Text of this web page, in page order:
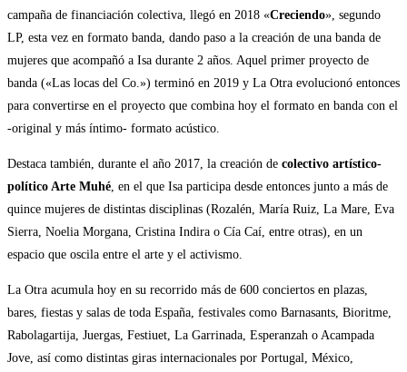
campaña de financiación colectiva, llegó en 2018 «Creciendo», segundo
LP, esta vez en formato banda, dando paso a la creación de una banda de
mujeres que acompañó a Isa durante 2 años. Aquel primer proyecto de
banda («Las locas del Co.») terminó en 2019 y La Otra evolucionó entonces
para convertirse en el proyecto que combina hoy el formato en banda con el
-original y más íntimo- formato acústico.
Destaca también, durante el año 2017, la creación de colectivo artístico-
político Arte Muhé , en el que Isa participa desde entonces junto a más de
quince mujeres de distintas disciplinas (Rozalén, María Ruiz, La Mare, Eva
Sierra, Noelia Morgana, Cristina Indira o Cía Caí, entre otras), en un
espacio que oscila entre el arte y el activismo.
La Otra acumula hoy en su recorrido más de 600 conciertos en plazas,
bares, fiestas y salas de toda España, festivales como Barnasants, Bioritme,
Rabolagartija, Juergas, Festiuet, La Garrinada, Esperanzah o Acampada
Jove, así como distintas giras internacionales por Portugal, México,